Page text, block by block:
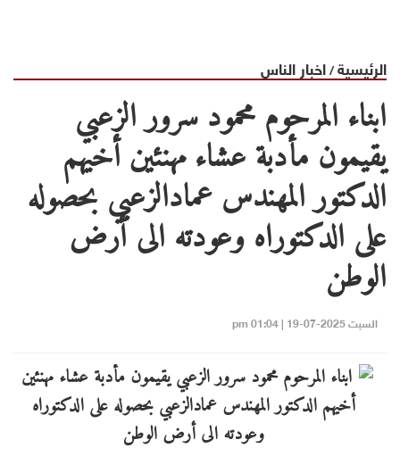
الرئيسية/اخبار الناس
ابناء المرحوم محمود سرور الزعبي
يقيمون مأدبة عشاء مهنئين أخيهم
الدكتور المهندس عمادالزعبي بحصوله
على الدكتوراه وعودته الى أرض
الوطن
السبت 2025-07-19 | 01:04 pm